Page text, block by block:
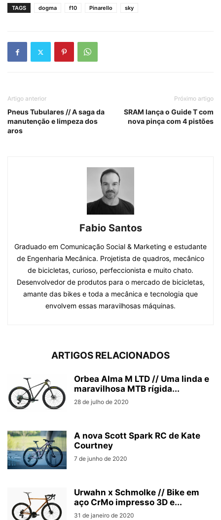
TAGS dogma f10 Pinarello sky
Artigo anterior
Pneus Tubulares // A saga da
manutenção e limpeza dos
aros
Próximo artigo
SRAM lança o Guide T com
nova pinça com 4 pistões
Fabio Santos
Graduado em Comunicação Social & Marketing e estudante
de Engenharia Mecânica. Projetista de quadros, mecânico
de bicicletas, curioso, perfeccionista e muito chato.
Desenvolvedor de produtos para o mercado de bicicletas,
amante das bikes e toda a mecânica e tecnologia que
envolvem essas maravilhosas máquinas.
ARTIGOS RELACIONADOS
Orbea Alma M LTD // Uma linda e
maravilhosa MTB rígida...
28 de julho de 2020
A nova Scott Spark RC de Kate
Courtney
7 de junho de 2020
Urwahn x Schmolke // Bike em
aço CrMo impresso 3D e...
31 de janeiro de 2020